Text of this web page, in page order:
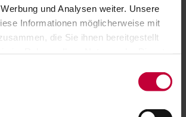
und Analysen weiter. Unsere
Informationen möglicherweise mit
die Sie ihnen bereitgestellt